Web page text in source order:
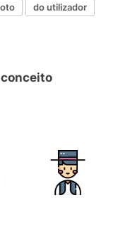
do utilizador